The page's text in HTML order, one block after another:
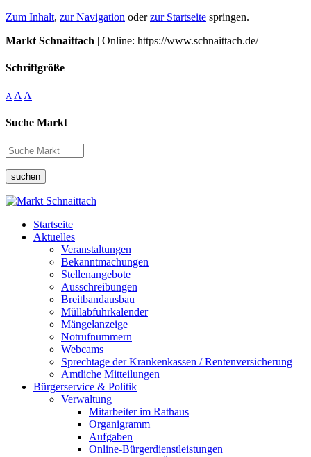
Zum Inhalt, zur Navigation oderzur Startseite springen.
Markt Schnaittach | Online: https://www.schnaittach.de/
Schriftgröße
A A A
Suche Markt
suchen
Startseite
Aktuelles
Veranstaltungen
Bekanntmachungen
Stellenangebote
Ausschreibungen
Breitbandausbau
Müllabfuhrkalender
Mängelanzeige
Notrufnummern
Webcams
Sprechtage der Krankenkassen / Rentenversicherung
Amtliche Mitteilungen
Bürgerservice & Politik
Verwaltung
Mitarbeiter im Rathaus
Organigramm
Aufgaben
Online-Bürgerdienstleistungen